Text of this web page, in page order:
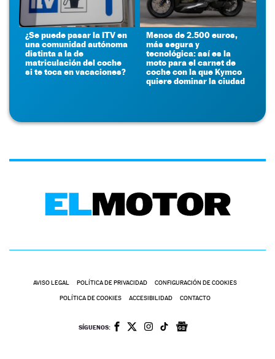
¿Se puede pasar la ITV en
una comunidad autónoma
distinta a la de
matriculación del coche
si te toca en vacaciones?
Menos de 2.500 euros,
más segura y
tecnológica: así es la
moto para el carnet de
coche con la que Kymco
quiere dominar la ciudad
AVISO LEGAL POLÍTICA DE PRIVACIDAD CONFIGURACIÓN DE COOKIES
POLÍTICA DE COOKIES ACCESIBILIDAD CONTACTO
SÍGUENOS: